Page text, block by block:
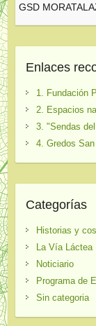
GSD
Enlaces
1. Fundación
2. Espacios
3. "Sendas
4. Gredos
Categorías
Historias y
La Vía Láctea
Noticiario
Programa de
Sin categoria